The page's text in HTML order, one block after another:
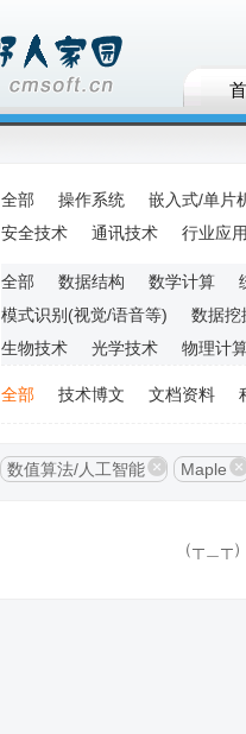
全部 操作系统 嵌入式/单片
安全技术
通讯技术 行业应用
全部 数据结构 数学计算
模式识别(视觉/语音等)
数据挖
生物技术
光学技术 物理计
全部 技术博文 文档资料
数值算法/人工智能 Maple
（┬＿┬